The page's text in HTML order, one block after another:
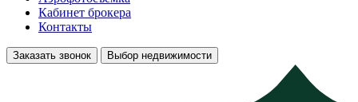
Кабинет брокера
Контакты
Заказать звонок Выбор недвижимости